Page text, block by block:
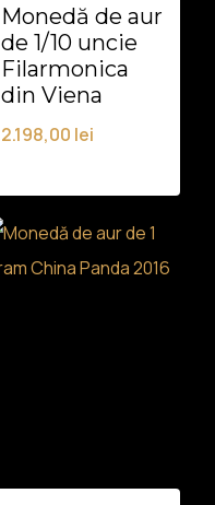
Monedă de aur
de 1/10 uncie
Filarmonica
din Viena
2.198,00 lei